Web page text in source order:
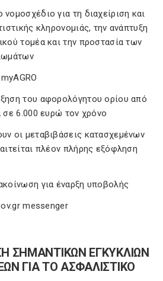
για τη διαχείριση και
κληρονομιάς, την ανάπτυξη
τομέα και την προστασία των
του αφορολόγητου ορίου από
6.000 ευρώ τον χρόνο
οι μεταβιβάσεις κατασχεμένων
πλέον πλήρης εξόφληση
για έναρξη υποβολής
messenger
ΣΗΜΑΝΤΙΚΩΝ ΕΓΚΥΚΛΙΩΝ
ΓΙΑ ΤΟ ΑΣΦΑΛΙΣΤΙΚΟ